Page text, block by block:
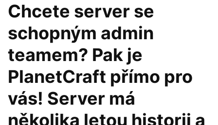
Chcete server se
schopným admin
teamem? Pak je
PlanetCraft přímo pro
vás! Server má
několika letou historii a